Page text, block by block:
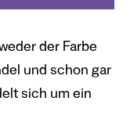
der Farbe
und schon gar
sich um ein